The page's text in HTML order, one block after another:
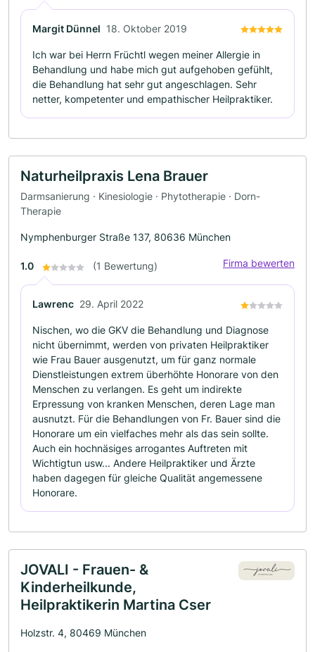
Margit Dünnel 18. Oktober 2019
Ich war bei Herrn Früchtl wegen meiner Allergie in
Behandlung und habe mich gut aufgehoben gefühlt,
die Behandlung hat sehr gut angeschlagen. Sehr
netter, kompetenter und empathischer Heilpraktiker.
Naturheilpraxis Lena Brauer
Darmsanierung · Kinesiologie · Phytotherapie · Dorn-
Therapie
Nymphenburger Straße 137, 80636 München
1.0 (1 Bewertung) Firma bewerten
Lawrenc 29. April 2022
Nischen, wo die GKV die Behandlung und Diagnose
nicht übernimmt, werden von privaten Heilpraktiker
wie Frau Bauer ausgenutzt, um für ganz normale
Dienstleistungen extrem überhöhte Honorare von den
Menschen zu verlangen. Es geht um indirekte
Erpressung von kranken Menschen, deren Lage man
ausnutzt. Für die Behandlungen von Fr. Bauer sind die
Honorare um ein vielfaches mehr als das sein sollte.
Auch ein hochnäsiges arrogantes Auftreten mit
Wichtigtun usw... Andere Heilpraktiker und Ärzte
haben dagegen für gleiche Qualität angemessene
Honorare.
JOVALI - Frauen- &
Kinderheilkunde,
Heilpraktikerin Martina Cser
Holzstr. 4, 80469 München